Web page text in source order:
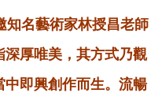
知名藝術家林授昌老師
厚唯美，其方式乃觀
即興創作而生。流暢